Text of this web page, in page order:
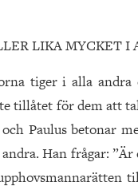
LIKA MYCKET I
tiger i alla
tillåtet för dem att
Paulus betonar
Han frågar: